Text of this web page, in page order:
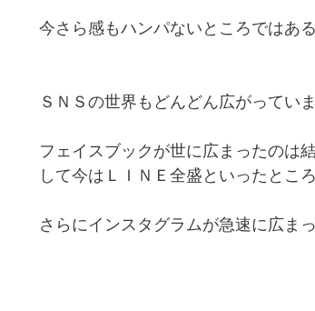
今さら感もハンパないところではあ
ＳＮＳの世界もどんどん広がっていま
フェイスブックが世に広まったのは
して今はＬＩＮＥ全盛といったとこ
さらにインスタグラムが急速に広ま